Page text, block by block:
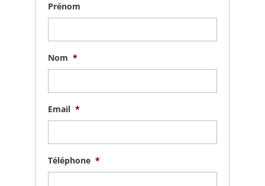
Prénom
Nom *
Email *
Téléphone *